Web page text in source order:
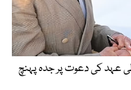
عہد کی دعوت پر جدہ پہنچ